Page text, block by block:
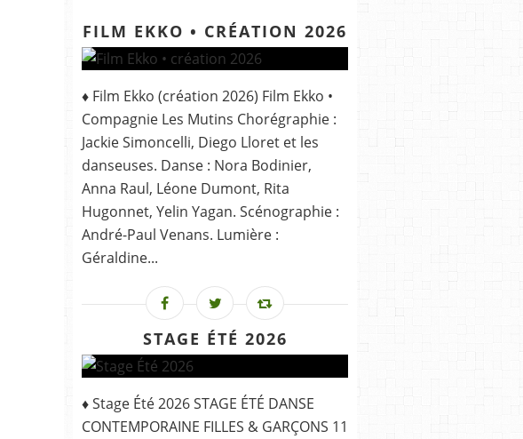
FILM EKKO • CRÉATION 2026
♦ Film Ekko (création 2026) Film Ekko •
Compagnie Les Mutins Chorégraphie :
Jackie Simoncelli, Diego Lloret et les
danseuses. Danse : Nora Bodinier,
Anna Raul, Léone Dumont, Rita
Hugonnet, Yelin Yagan. Scénographie :
André-Paul Venans. Lumière :
Géraldine...
STAGE ÉTÉ 2026
♦ Stage Été 2026 STAGE ÉTÉ DANSE
CONTEMPORAINE FILLES & GARÇONS 11